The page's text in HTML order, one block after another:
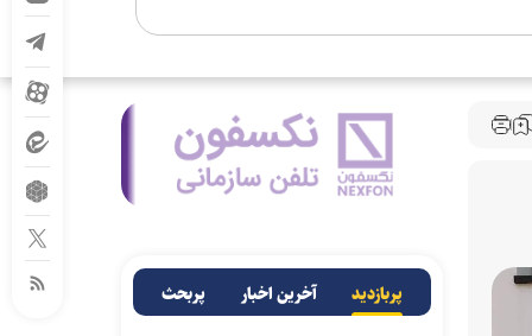
پربازدید آخرین اخبار پربحث